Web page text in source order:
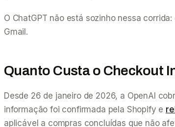
O ChatGPT não está sozinho nessa corrida:
Gmail.
Quanto Custa o Checkout
Desde 26 de janeiro de 2026, a OpenAI
informação foi confirmada pela Shopify e
aplicável a compras concluídas que não